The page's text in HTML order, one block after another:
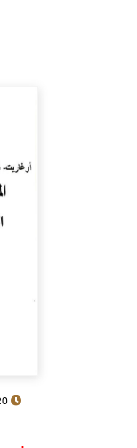
02-09-2020